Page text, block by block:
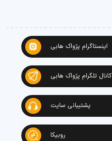
اینستاگرام پژواک هابی
کانال تلگرام پژواک هابی
پشتیبانی سایت
روبیکا